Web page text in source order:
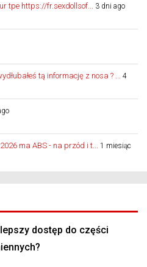
tpe https://fr.sexdollsof... 3 dni ago
tą informację z nosa ? ...
4
ma ABS - na przód i t...
1 miesiąc
dostęp do części